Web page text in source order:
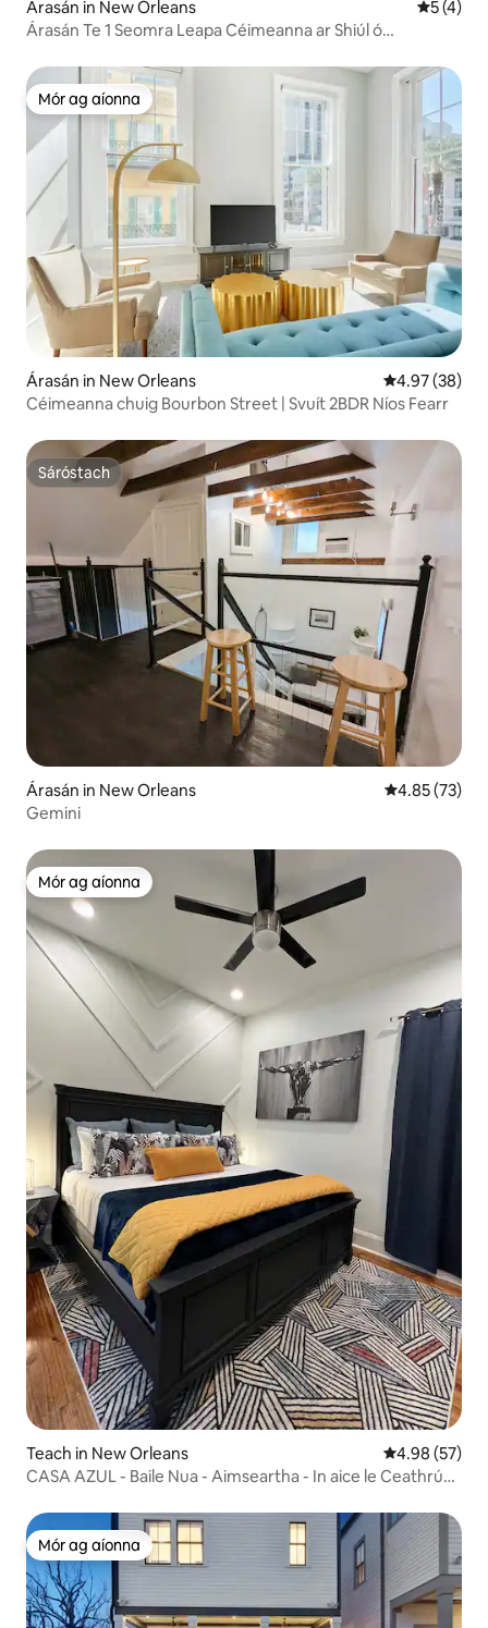
Árasán in New Orleans
5 (4)
Árasán Te 1 Seomra Leapa Céimeanna ar Shiúl ó
Mór ag aíonna
Mór ag aíonna
Árasán in New Orleans Meánrátáil
4.97 (38)
Céimeanna chuig Bourbon Street | Svuít 2BDR Níos Fearr
Sáróstach
Sáróstach
Árasán in New Orleans Meánrátáil
4.85 (73)
Gemini
Mór ag aíonna
Mór ag aíonna
Teach in New Orleans Meánrátáil
4.98 (57)
CASA AZUL - Baile Nua - Aimseartha - In aice le Ceathrú
Mór ag aíonna
Mór ag aíonna